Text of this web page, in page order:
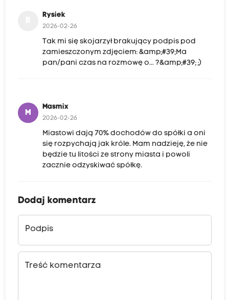
Rysiek
2026-02-26
Tak mi się skojarzył brakujący podpis pod
zamieszczonym zdjęciem: &amp;#39;Ma
pan/pani czas na rozmowę o... ?&amp;#39; ;)
M
Masmix
2026-02-26
Miastowi dają 70% dochodów do spółki a oni
się rozpychają jak króle. Mam nadzieję, że nie
będzie tu litości ze strony miasta i powoli
zacznie odzyskiwać spółkę.
Dodaj komentarz
Podpis
Treść komentarza